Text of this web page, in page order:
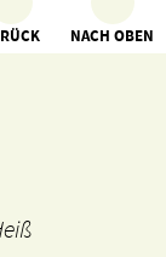
NACH OBEN